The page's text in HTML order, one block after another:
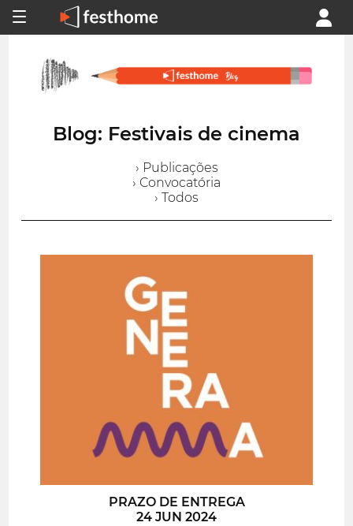
Blog: Festivais de cinema
› Publicações
› Convocatória
› Todos
PRAZO DE ENTREGA
24 JUN 2024